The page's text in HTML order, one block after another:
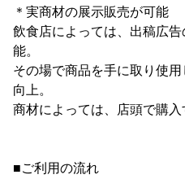
＊実商材の展示販売が可能
飲食店によっては、出稿広
能。
その場で商品を手に取り使
向上。
商材によっては、店頭で購入
■ご利用の流れ